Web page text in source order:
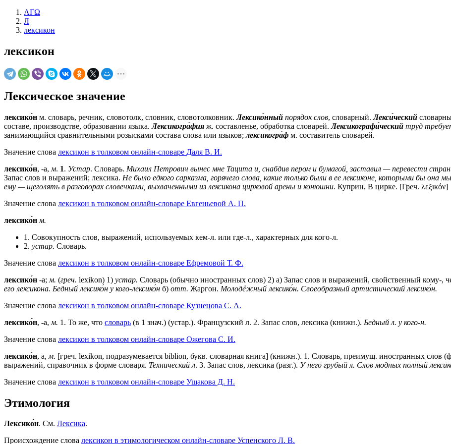
ΛΓΩ
Л
лексикон
лексикон
Лексическое значение
лексико́н м. словарь, речник, словотолк, словник, словотолковник.Лексико́нный порядок слов, словарный.Лекси́ческий
составе, производстве, образовании языка.Лексикогра́фия ж. составленье, обработка словарей.Лексикографи́ческий труд
занимающийся сравнительными розысками состава слова или языков;лексикогра́ф м. составитель словарей.
Значение слова лексикон в толковом онлайн-словаре Даля В. И.
лексико́н, -а, м. 1. Устар. Словарь. Михаил Петрович вынес мне Тацита и, снабдив пером и бумагой, заставил — перевести
Запас слов и выражений; лексика. Не было едкого сарказма, горячего слова, какие только были в ее лексиконе, которыми бы она
ему — щеголять в разговорах словечками, выхваченными из лексикона цирковой арены и конюшни. Куприн, В цирке. [Греч. λεξικόν]
Значение слова лексикон в толковом онлайн-словаре Евгеньевой А. П.
лексико́н м.
1. Совокупность слов, выражений, используемых кем-л. или где-л., характерных для кого-л.
2. устар. Словарь.
Значение слова лексикон в толковом онлайн-словаре Ефремовой Т. Ф.
лексико́н -а; м. (греч. lexikon) 1) устар. Словарь (обычно иностранных слов) 2) а) Запас слов и выражений, свойственный кому-,
его лексикона. Бедный лексико́н у кого-лексико́н б) отт. Жаргон. Молодёжный лексико́н. Своеобразный артистический лексико́н.
Значение слова лексикон в толковом онлайн-словаре Кузнецова С. А.
лексико́н, -а, м. 1. То же, что словарь (в 1 знач.) (устар.). Французский л. 2. Запас слов, лексика (книжн.). Бедный л. у кого-н.
Значение слова лексикон в толковом онлайн-словаре Ожегова C. И.
лексико́н, а, м. [греч. lexikon, подразумевается biblion, букв. словарная книга] (книжн.). 1 . Словарь, преимущ. иностранных слов
выражений, справочник в форме словаря. Технический л. 3. Запас слов, лексика (разг.). У него грубый л. Слов модных полный
Значение слова лексикон в толковом онлайн-словаре Ушакова Д. Н.
Этимология
Лексико́н. См. Лексика.
Происхождение слова лексикон в этимологическом онлайн-словаре Успенского Л. В.